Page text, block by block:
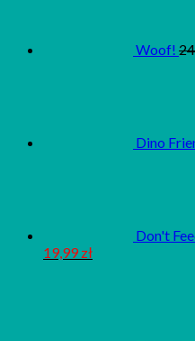
Woof!
Dino
Don't
19,99zł